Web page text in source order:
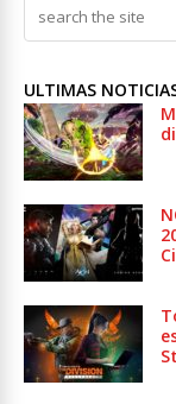
ULTIMAS